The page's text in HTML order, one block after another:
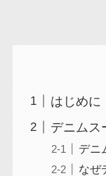
はじめに
デニムス
デニ
なぜ